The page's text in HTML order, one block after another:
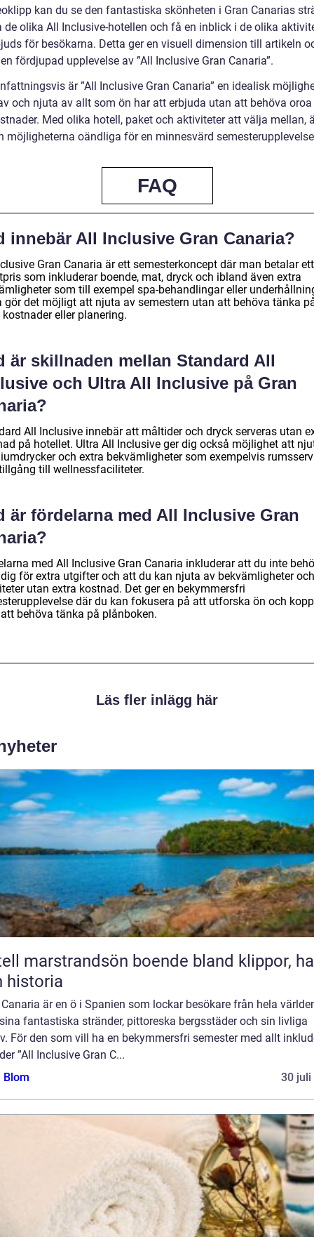
kan du se den fantastiska skönheten i Gran Canarias
de olika All Inclusive-hotellen och få en inblick i de olika
för besökarna. Detta ger en visuell dimension till artikeln
fördjupad upplevelse av ”All Inclusive Gran Canaria”.
är ”All Inclusive Gran Canaria” en idealisk
och njuta av allt som ön har att erbjuda utan att behöva
Med olika hotell, paket och aktiviteter att välja mellan,
möjligheterna oändliga för en minnesvärd
FAQ
innebär All Inclusive Gran Canaria?
Gran Canaria är ett semesterkoncept där man betalar ett
som inkluderar boende, mat, dryck och ibland även extra
som till exempel spa-behandlingar eller
gör det möjligt att njuta av semestern utan att behöva tänka
kostnader eller planering.
är skillnaden mellan Standard All
och Ultra All Inclusive på Gran
All Inclusive innebär att måltider och dryck serveras utan
på hotellet. Ultra All Inclusive ger dig också möjlighet att
och extra bekvämligheter som exempelvis
till wellnessfaciliteter.
är fördelarna med All Inclusive Gran
med All Inclusive Gran Canaria inkluderar att du inte
för extra utgifter och att du kan njuta av bekvämligheter och
utan extra kostnad. Det ger en bekymmersfri
där du kan fokusera på att utforska ön och
behöva tänka på plånboken.
Läs fler inlägg här
boende bland klippor, hav
historia
är en ö i Spanien som lockar besökare från hela
fantastiska stränder, pittoreska bergsstäder och sin livliga
För den som vill ha en bekymmersfri semester med allt
”All Inclusive Gran C...
Blom
30 juli